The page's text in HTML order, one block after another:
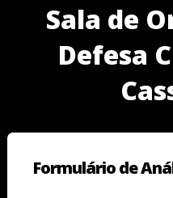
Sala de
Defesa
Formulário de